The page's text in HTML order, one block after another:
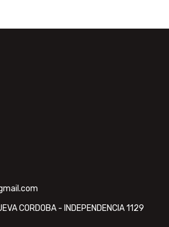
CORDOBA - INDEPENDENCIA 1129